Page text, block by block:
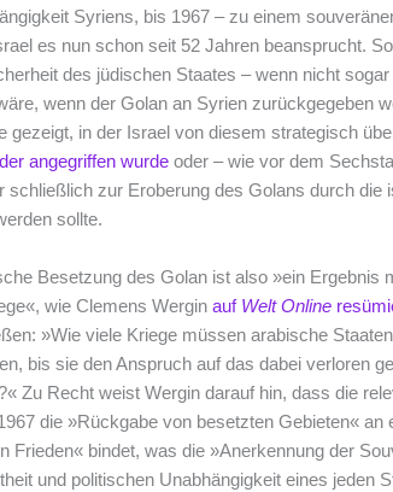
Syriens, bis 1967 – zu einem
es nun schon seit 52 Jahren beansprucht.
des jüdischen Staates – wenn nicht
wenn der Golan an Syrien zurückgegeben
gezeigt, in der Israel von diesem strategisch
angegriffen wurde oder – wie vor dem
schließlich zur Eroberung des Golans durch die
sollte.
Besetzung des Golan ist also »ein Ergebnis
wie Clemens Werginauf Welt Online
»Wie viele Kriege müssen arabische
bis sie den Anspruch auf das dabei verloren
Zu Recht weist Wergin darauf hin, dass die
die »Rückgabe von besetzten Gebieten« an
Frieden« bindet, was die »Anerkennung der
und politischen Unabhängigkeit eines jeden